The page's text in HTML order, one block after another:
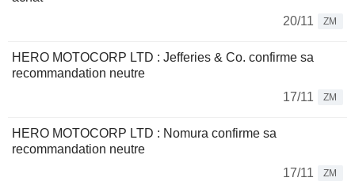
20/11
ZM
HERO MOTOCORP LTD : Jefferies & Co. confirme sa
recommandation neutre
17/11
ZM
HERO MOTOCORP LTD : Nomura confirme sa
recommandation neutre
17/11
ZM